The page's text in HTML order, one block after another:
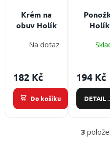
CZK
/
Přihlášení
Krém na
obuv Holík
Na dotaz
182 Kč
Do košíku
Holík
ponožky
obuvi
Průměrné
je
z
5
194 Kč
DETAIL
3